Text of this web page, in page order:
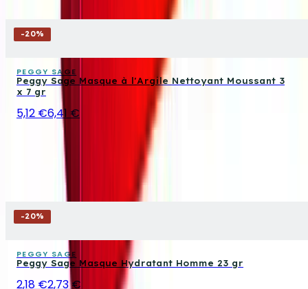
-20%
PEGGY SAGE
Peggy Sage Masque à l'Argile Nettoyant Moussant 3
x 7 gr
5,12 €6,41 €
-20%
PEGGY SAGE
Peggy Sage Masque Hydratant Homme 23 gr
2,18 €2,73 €